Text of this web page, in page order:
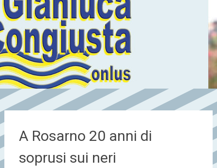
A Rosarno 20 anni di
soprusi sui neri